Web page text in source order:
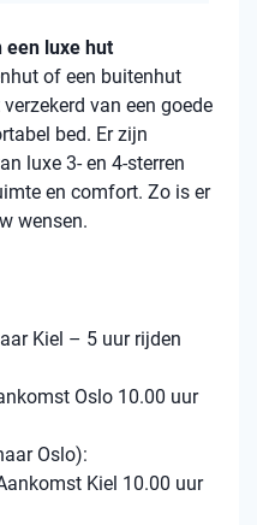
een luxe hut
of een buitenhut
van een goede
bed. Er zijn
luxe 3- en 4-sterren
en comfort. Zo is er
wensen.
Kiel – 5 uur rijden
Oslo 10.00 uur
Oslo):
Kiel 10.00 uur